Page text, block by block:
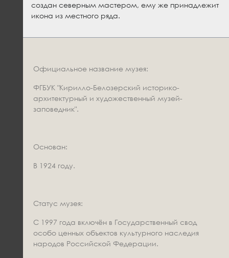
создан северным мастером, ему же принадлежит
икона из местного ряда.
Официальное название музея:
ФГБУК "Кирилло-Белозерский историко-
архитектурный и художественный музей-
заповедник".
Основан:
В 1924 году.
Статус музея:
С 1997 года включён в Государственный свод
особо ценных объектов культурного наследия
народов Российской Федерации.